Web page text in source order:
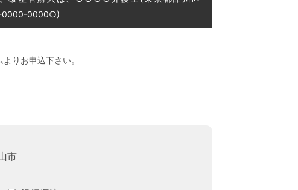
0000○)
りお申込下さい。
市